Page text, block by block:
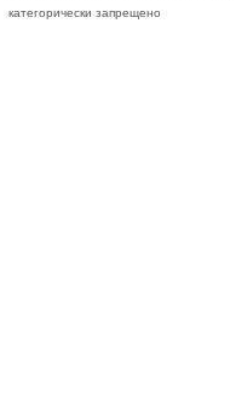
категорически запрещено